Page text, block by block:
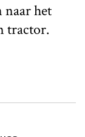
naar het
tractor.